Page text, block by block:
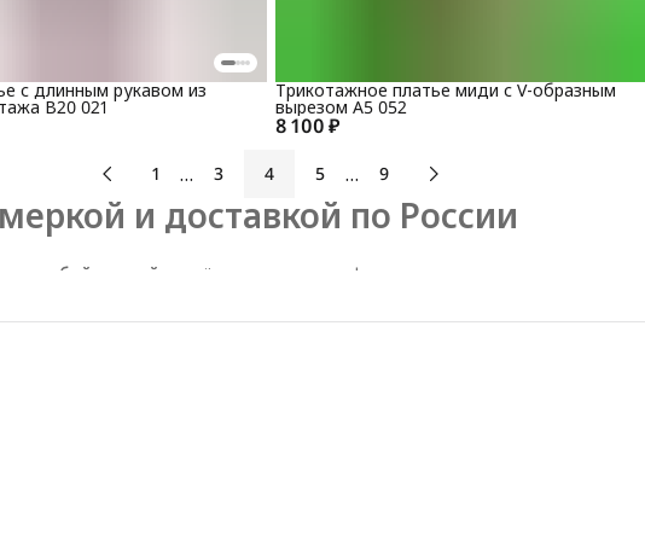
с длинным рукавом из
B20 021
8 100 ₽
Трикотажное платье миди с V-образным
вырезом А5 052
1 … 3 4 5 … 9
и доставкой по России
на любой случай : от лёгких летних сарафанов до элегантных вечерних
размер. Мы предлагаем удобную примерку перед покупкой, быструю